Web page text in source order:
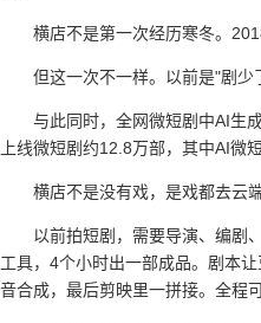
横店不是第一次经历寒冬。
但这一次不一样。以前是"剧少
与此同时，全网微短剧中AI生
上线微短剧约12.8万部，其中AI
横店不是没有戏，是戏都去云端
以前拍短剧，需要导演、编剧
工具，4个小时出一部成品。剧本
音合成，最后剪映里一拼接。全程